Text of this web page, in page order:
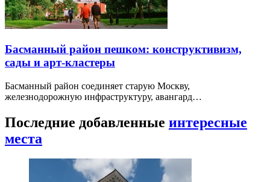
Басманный район пешком: конструктивизм,
сады и арт-кластеры
Басманный район соединяет старую Москву,
железнодорожную инфраструктуру, авангард…
Последние добавленные интересные
места